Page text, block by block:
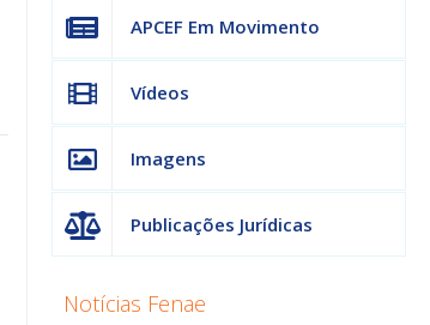
APCEF Em Movimento
Vídeos
Imagens
Publicações Jurídicas
Notícias Fenae